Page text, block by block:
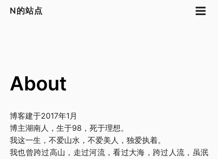
N的站点
About
博客建于2017年1月
博主湖南人，生于98，死于理想。
我这一生，不爱山水，不爱美人，独爱执着。
我也曾跨过高山，走过河流，看过大海，跨过人流，虽泯